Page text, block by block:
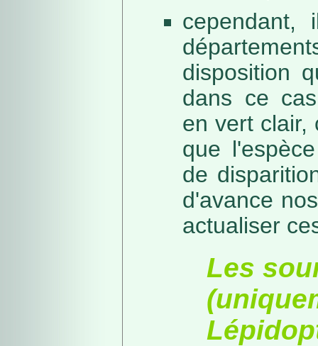
cependant,
disposition
dans ce
en vert clair,
que
de
d'avance
actualiser
Les